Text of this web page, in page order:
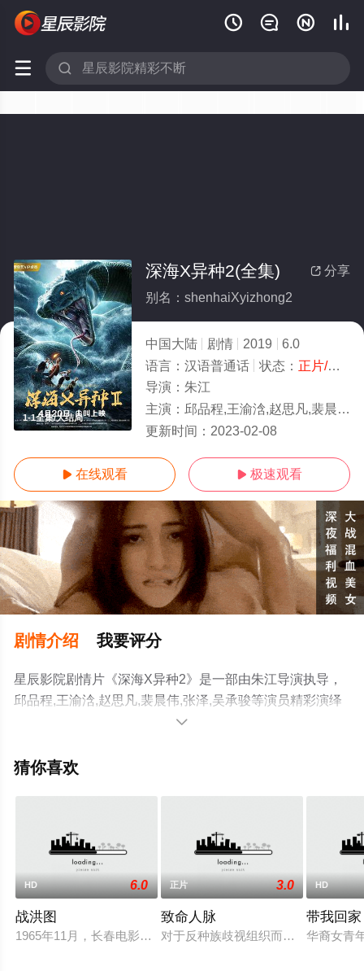
   
 
1-1全集/大结局
 分享
深海X异种2(全集)
别名：shenhaiXyizhong2
中国大陆 剧情 2019
6.0
语言： 汉语普通话 状态： 正片/高清
导演： 朱江
主演： 邱品程,王渝浛,赵思凡,裴晨伟,张泽,吴承骏
更新时间： 2023-02-08
 在线观看  极速观看
剧情介绍 我要评分
星辰影院剧情片《深海X异种2》是一部由朱江导演执导，
邱品程,王渝浛,赵思凡,裴晨伟,张泽,吴承骏等演员精彩演绎
的中国大陆电影，大结局剧情已揭晓（1-1全集），手机免
关信息可移步至豆瓣电影、电视猫或剧情网等平台了解。

猜你喜欢
HD 6.0
战洪图
1965年11月，长春电影制片厂开拍了根据河北省话剧院在“华北
正片 3.0
致命人脉
对于反种族歧视组织而言，艾利沃曼
HD
带我回家
华裔女青